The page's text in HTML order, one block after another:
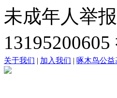
未成年人举
关于我们 | 加入我们 | 啄木鸟公益